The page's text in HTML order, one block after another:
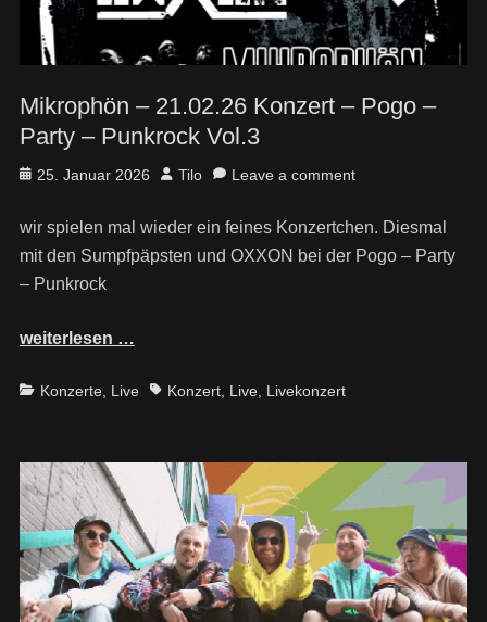
Mikrophön – 21.02.26 Konzert – Pogo –
Party – Punkrock Vol.3
Posted
25. Januar 2026 Author
Tilo Leave a comment
wir spielen mal wieder ein feines Konzertchen. Diesmal
mit den Sumpfpäpsten und OXXON bei der Pogo – Party
– Punkrock
weiterlesen …
Categories
Konzerte, Live TagsKonzert, Live, Livekonzert